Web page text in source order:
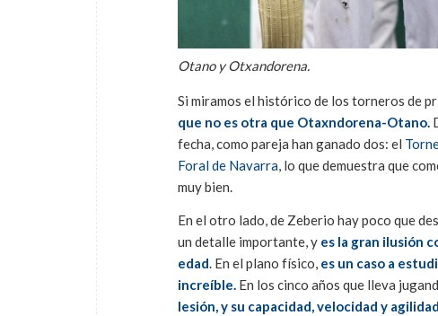
Otano y Otxandorena.
Si miramos el histórico de los torneros de
que no es otra que Otaxndorena-Otano.
fecha, como pareja han ganado dos: el
Foral de Navarra, lo que demuestra que
muy bien.
En el otro lado, de Zeberio hay poco que
un detalle importante, y es la gran ilusión
edad. En el plano físico, es un caso a
increíble. En los cinco años que lleva
lesión, y su capacidad, velocidad y